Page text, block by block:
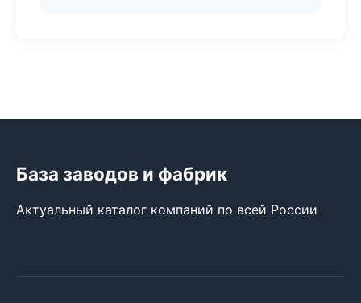
База заводов и фабрик
Актуальный каталог компаний по всей России